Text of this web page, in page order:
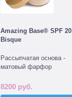
Amazing Base® SPF 20
Bisque
Рассыпчатая основа -
матовый фарфор
8200 руб.